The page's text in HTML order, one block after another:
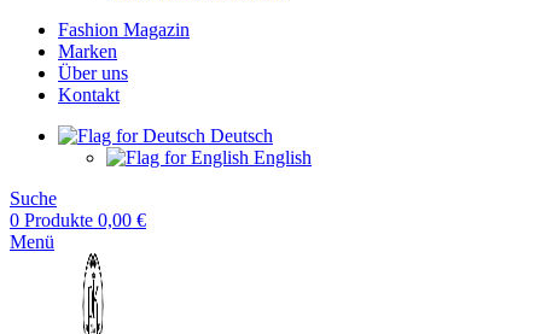
Fashion Magazin
Marken
Über uns
Kontakt
Deutsch
English
Suche
0 Produkte 0,00 €
Menü